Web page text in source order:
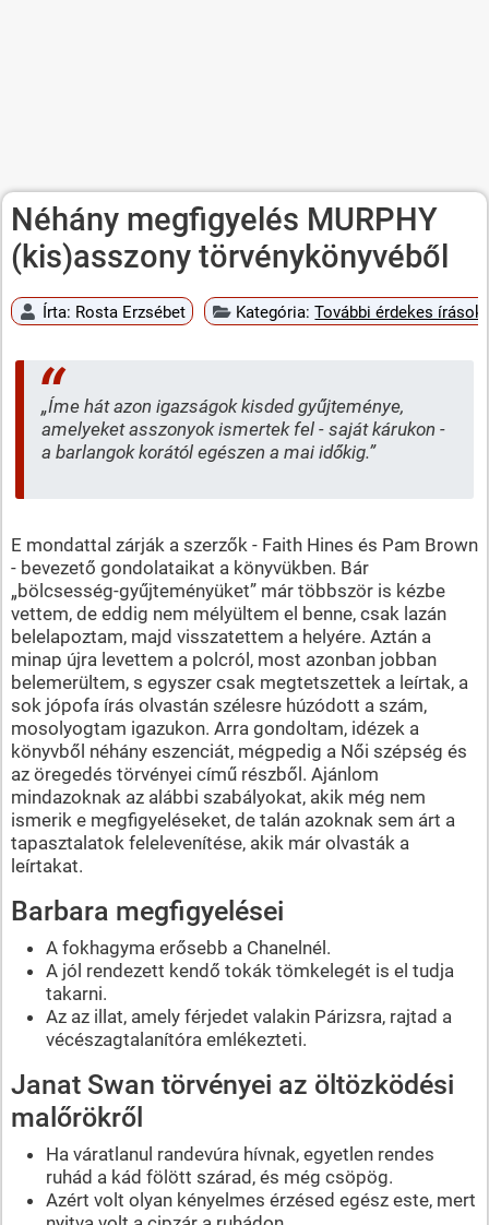
Néhány megfigyelés MURPHY
(kis)asszony törvénykönyvéből
Írta: Rosta Erzsébet Kategória:További érdekes írások
„Íme hát azon igazságok kisded gyűjteménye,
amelyeket asszonyok ismertek fel - saját kárukon -
a barlangok korától egészen a mai időkig.”
E mondattal zárják a szerzők - Faith Hines és Pam Brown
- bevezető gondolataikat a könyvükben. Bár
„bölcsesség-gyűjteményüket” már többször is kézbe
vettem, de eddig nem mélyültem el benne, csak lazán
belelapoztam, majd visszatettem a helyére. Aztán a
minap újra levettem a polcról, most azonban jobban
belemerültem, s egyszer csak megtetszettek a leírtak, a
sok jópofa írás olvastán szélesre húzódott a szám,
mosolyogtam igazukon. Arra gondoltam, idézek a
könyvből néhány eszenciát, mégpedig a Női szépség és
az öregedés törvényei című részből. Ajánlom
mindazoknak az alábbi szabályokat, akik még nem
ismerik e megfigyeléseket, de talán azoknak sem árt a
tapasztalatok felelevenítése, akik már olvasták a
leírtakat.
Barbara megfigyelései
A fokhagyma erősebb a Chanelnél.
A jól rendezett kendő tokák tömkelegét is el tudja
takarni.
Az az illat, amely férjedet valakin Párizsra, rajtad a
vécészagtalanítóra emlékezteti.
Janat Swan törvényei az öltözködési
malőrökről
Ha váratlanul randevúra hívnak, egyetlen rendes
ruhád a kád fölött szárad, és még csöpög.
Azért volt olyan kényelmes érzésed egész este, mert